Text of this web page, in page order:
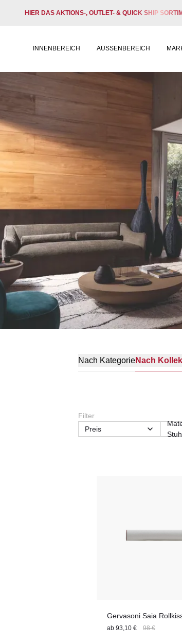
HIER DAS AKTIONS-, OUTLET- & QUICK SHIP
INNENBEREICH AUSSENBEREICH
Nach KategorieNach
Filter
Preis
Gervasoni Saia
ab 93,10 € 98 €